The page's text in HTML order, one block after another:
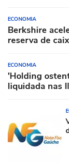
ECONOMIA
Berkshire
reserva de
ECONOMIA
'Holding
liquidada nas